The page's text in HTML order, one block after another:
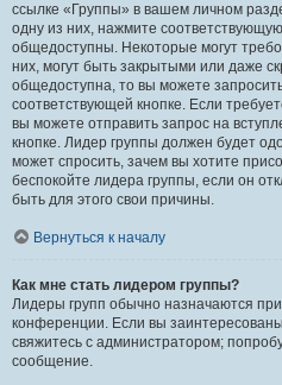
ссылке «Группы» в вашем личном
одну из них, нажмите
общедоступны. Некоторые могут
них, могут быть закрытыми или даже
общедоступна, то вы можете
соответствующей кнопке. Если
вы можете отправить запрос на
кнопке. Лидер группы должен будет
может спросить, зачем вы хотите
беспокойте лидера группы, если он
быть для этого свои причины.
Вернуться к началу
Как мне стать лидером группы?
Лидеры групп обычно назначаются
конференции. Если вы
свяжитесь с администратором;
сообщение.